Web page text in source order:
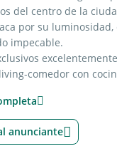
del centro de la
por su luminosidad,
impecable.
comedor con
balcón al frente con
todo el día y una
directa desde el
anunciante